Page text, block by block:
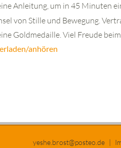
Anleitung, um in 45 Minuten
von Stille und Bewegung.
Goldmedaille. Viel Freude
anhören
yeshe.brost@posteo.de |